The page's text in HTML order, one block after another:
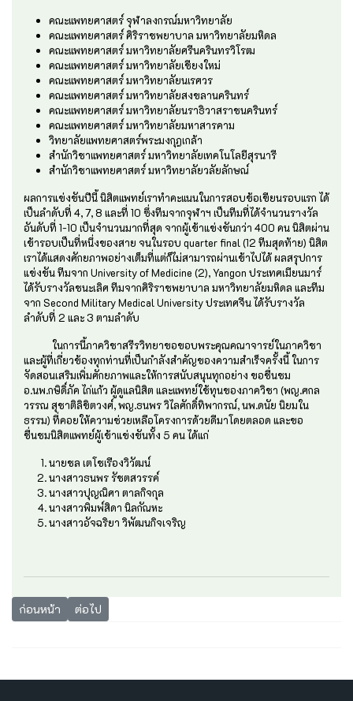
คณะแพทยศาสตร์ จุฬาลงกรณ์มหาวิทยาลัย
คณะแพทยศาสตร์ ศิริราชพยาบาล มหาวิทยาลัยมหิดล
คณะแพทยศาสตร์ มหาวิทยาลัยศรีนครินทรวิโรฒ
คณะแพทยศาสตร์ มหาวิทยาลัยเชียงใหม่
คณะแพทยศาสตร์ มหาวิทยาลัยนเรศวร
คณะแพทยศาสตร์ มหาวิทยาลัยสงขลานครินทร์
คณะแพทยศาสตร์ มหาวิทยาลัยนราธิวาสราชนครินทร์
คณะแพทยศาสตร์ มหาวิทยาลัยมหาสารคาม
วิทยาลัยแพทยศาสตร์พระมงกุฎเกล้า
สำนักวิชาแพทยศาสตร์ มหาวิทยาลัยเทคโนโลยีสุรนารี
สำนักวิชาแพทยศาสตร์ มหาวิทยาลัยวลัยลักษณ์
ผลการแข่งขันปีนี้ นิสิตแพทย์เราทำคะแนนในการสอบข้อเขียนรอบแรก ได้
เป็นลำดับที่ 4, 7, 8 และที่ 10 ซึ่งทีมจากจุฬาฯ เป็นทีมที่ได้จำนวนรางวัล
อันดับที่ 1-10 เป็นจำนวนมากที่สุด จากผู้เข้าแข่งขันกว่า 400 คน นิสิตผ่าน
เข้ารอบเป็นที่หนึ่งของสาย จนในรอบ quarter final (12 ทีมสุดท้าย) นิสิต
เราได้แสดงศักยภาพอย่างเต็มที่แต่ก็ไม่สามารถผ่านเข้าไปได้ ผลสรุปการ
แข่งขัน ทีมจาก University of Medicine (2), Yangon ประเทศเมียนมาร์
ได้รับรางวัลชนะเลิศ ทีมจากศิริราชพยาบาล มหาวิทยาลัยมหิดล และทีม
จาก Second Military Medical University ประเทศจีน ได้รับรางวัล
ลำดับที่ 2 และ 3 ตามลำดับ
ในการนี้ภาควิชาสรีรวิทยาขอขอบพระคุณคณาจารย์ในภาควิชา
และผู้ที่เกี่ยวข้องทุกท่านที่เป็นกำลังสำคัญของความสำเร็จครั้งนี้ ในการ
จัดสอนเสริมเพิ่มศักยภาพและให้การสนับสนุนทุกอย่าง ขอชื่นชม
อ.นพ.กษิดิ์ภัค ไก่แก้ว ผู้ดูแลนิสิต และแพทย์ใช้ทุนของภาควิชา (พญ.ศกล
วรรณ สุชาติลิขิตวงศ์, พญ.ธนพร วิไลศักดิ์ทิพากรณ์, นพ.ดนัย นิยมใน
ธรรม) ที่คอยให้ความช่วยเหลือโครงการด้วยดีมาโดยตลอด และขอ
ชื่นชมนิสิตแพทย์ผู้เข้าแข่งขันทั้ง 5 คน ได้แก่
นายชล เตโชเรืองวิวัฒน์
นางสาวธนพร รัชตสวรรค์
นางสาวปุญณิศา ตาลกิจกุล
นางสาวพิมพ์สิดา นิลกัณหะ
นางสาวอัจฉริยา วิพัฒนกิจเจริญ
เนื้อหาก่อนหน้า: ขอแสดงความยินดีกับคณาจารย์
ก่อนหน้า เนื้อหาถัดไป: ความสำเร็จในการประชุมวิชาการสรีรวิทยา
ต่อไป